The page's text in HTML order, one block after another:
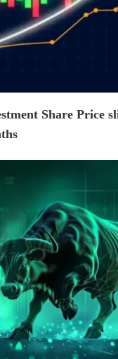
Share Price